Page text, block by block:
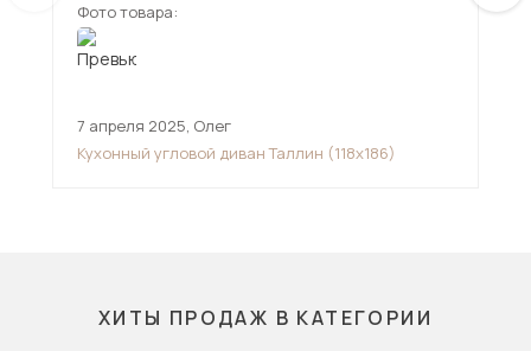
Фото товара:
7 апреля 2025, Олег
Кухонный угловой диван Таллин (118х186)
ХИТЫ ПРОДАЖ В КАТЕГОРИИ